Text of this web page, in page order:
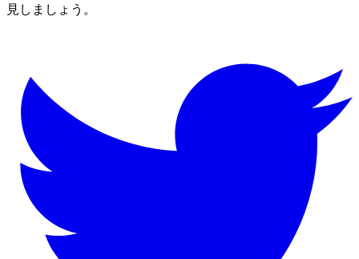
見しましょう。